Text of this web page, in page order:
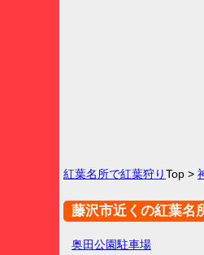
紅葉名所で紅葉狩りTop >
藤沢市近くの紅葉名
奥田公園駐車場